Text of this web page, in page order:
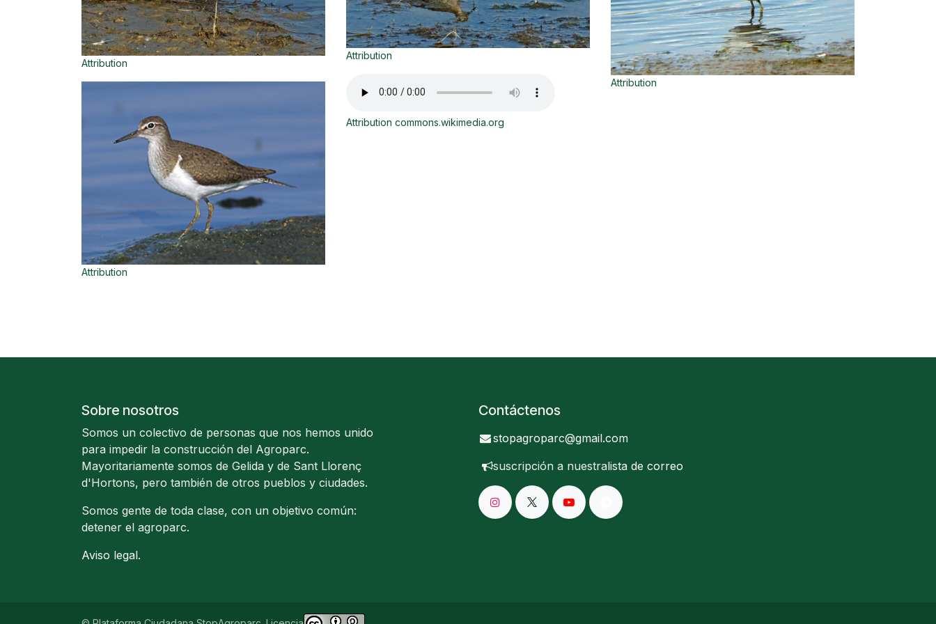
Attribution
Attribution
Attribution
Attribution commons.wikimedia.org
Attribution
Sobre nosotros
Somos un colectivo de personas que nos hemos unido
para impedir la construcción del Agroparc.
Mayoritariamente somos de Gelida y de Sant Llorenç
d'Hortons, pero también de otros pueblos y ciudades.
Somos gente de toda clase, con un objetivo común:
detener el agroparc.
Aviso legal.
Contáctenos
stopagroparc@gmail.com
suscripción a nuestralista de correo